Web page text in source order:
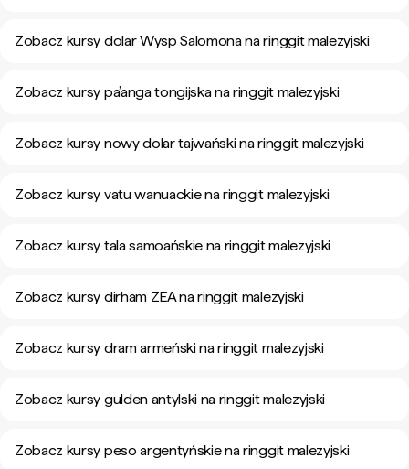
Zobacz kursy dolar Wysp Salomona na ringgit malezyjski
Zobacz kursy pa’anga tongijska na ringgit malezyjski
Zobacz kursy nowy dolar tajwański na ringgit malezyjski
Zobacz kursy vatu wanuackie na ringgit malezyjski
Zobacz kursy tala samoańskie na ringgit malezyjski
Zobacz kursy dirham ZEA na ringgit malezyjski
Zobacz kursy dram armeński na ringgit malezyjski
Zobacz kursy gulden antylski na ringgit malezyjski
Zobacz kursy peso argentyńskie na ringgit malezyjski